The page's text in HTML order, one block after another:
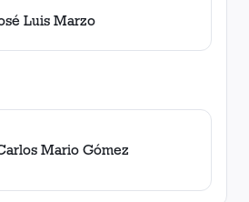
Luis Marzo
Mario Gómez